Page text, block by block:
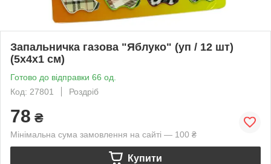
Запальничка газова "Яблуко" (уп / 12 шт)
(5х4х1 см)
Готово до відправки 66 од.
Код: 27801
Роздріб
78 ₴
Мінімальна сума замовлення на сайті — 100 ₴
Купити